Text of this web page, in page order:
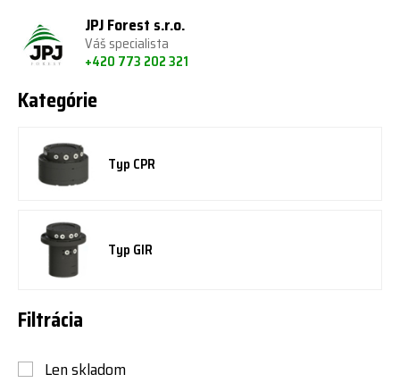
JPJ Forest s.r.o.
Váš specialista
+420 773 202 321
Kategórie
Typ CPR
Typ GIR
Filtrácia
Len skladom